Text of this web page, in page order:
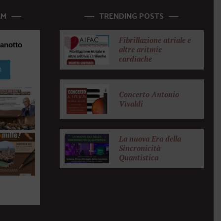
TRENDING POSTS
Fibrillazione atriale e
altre aritmie
cardiache
Concerto Antonio
Vivaldi
La nuova Era della
Sincronicità
Quantistica